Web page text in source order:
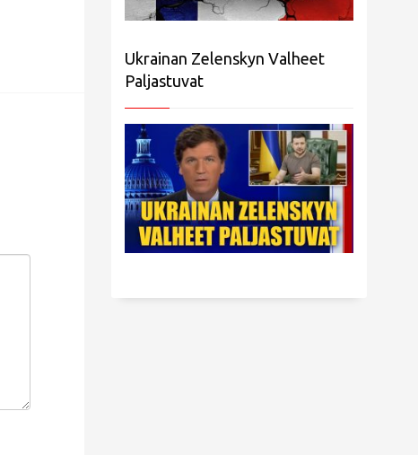
Ukrainan Zelenskyn Valheet
Paljastuvat